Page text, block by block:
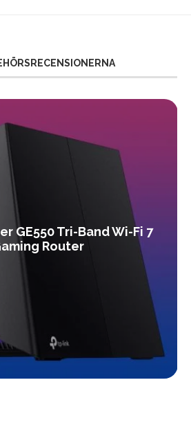
GE550 Tri-Band Wi-Fi 7
Router